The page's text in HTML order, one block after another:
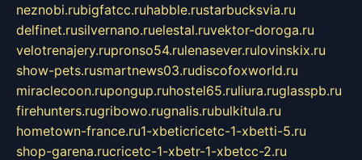
neznobi.rubigfatcc.ruhabble.rustarbucksvia.ru
delfinet.rusilvernano.ruelestal.ruvektor-doroga.ru
velotrenajery.rupronso54.rulenasever.rulovinskix.ru
show-pets.rusmartnews03.rudiscofoxworld.ru
miraclecoon.rupongup.ruhostel65.ruliura.ruglasspb.ru
firehunters.rugribowo.rugnalis.rubulkitula.ru
hometown-france.ru1-xbeticricetc-1-xbetti-5.ru
shop-garena.rucricetc-1-xbetr-1-xbetcc-2.ru